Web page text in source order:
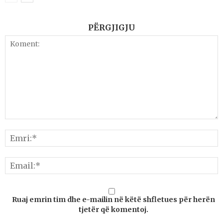
PËRGJIGJU
Ruaj emrin tim dhe e-mailin në këtë shfletues për herën
tjetër që komentoj.